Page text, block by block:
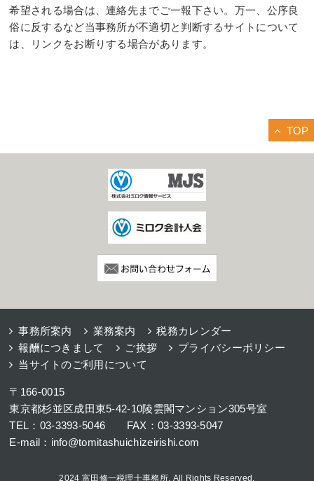
希望される場合は、連絡先までご一報下さい。万一、公序良
俗に反するなど当事務所が不適切と判断するサイトについて
は、リンクをお断りする場合があります。
TOP
事務所案内 業務案内
税務カレンダー
報酬につきまして
ご挨拶
プライバシーポリシー
当サイトのご利用について
〒166-0015
東京都杉並区成田東5-42-10陵雲閣マンション305号室
TEL：03-3393-5046 FAX：03-3393-5047
E-mail：info@tomitashuichizeirishi.com
2024 富田修一税理士事務所. All Rights Reserved.